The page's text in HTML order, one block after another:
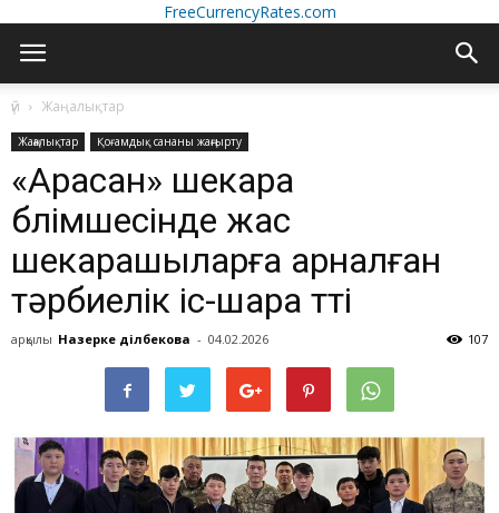
FreeCurrencyRates.com
үй Жаңалықтар
Жаңалықтар Қоғамдық сананы жаңғырту
«Арасан» шекара
бөлімшесінде жас
шекарашыларға арналған
тәрбиелік іс-шара өтті
арқылы Назерке Әділбекова - 04.02.2026 107